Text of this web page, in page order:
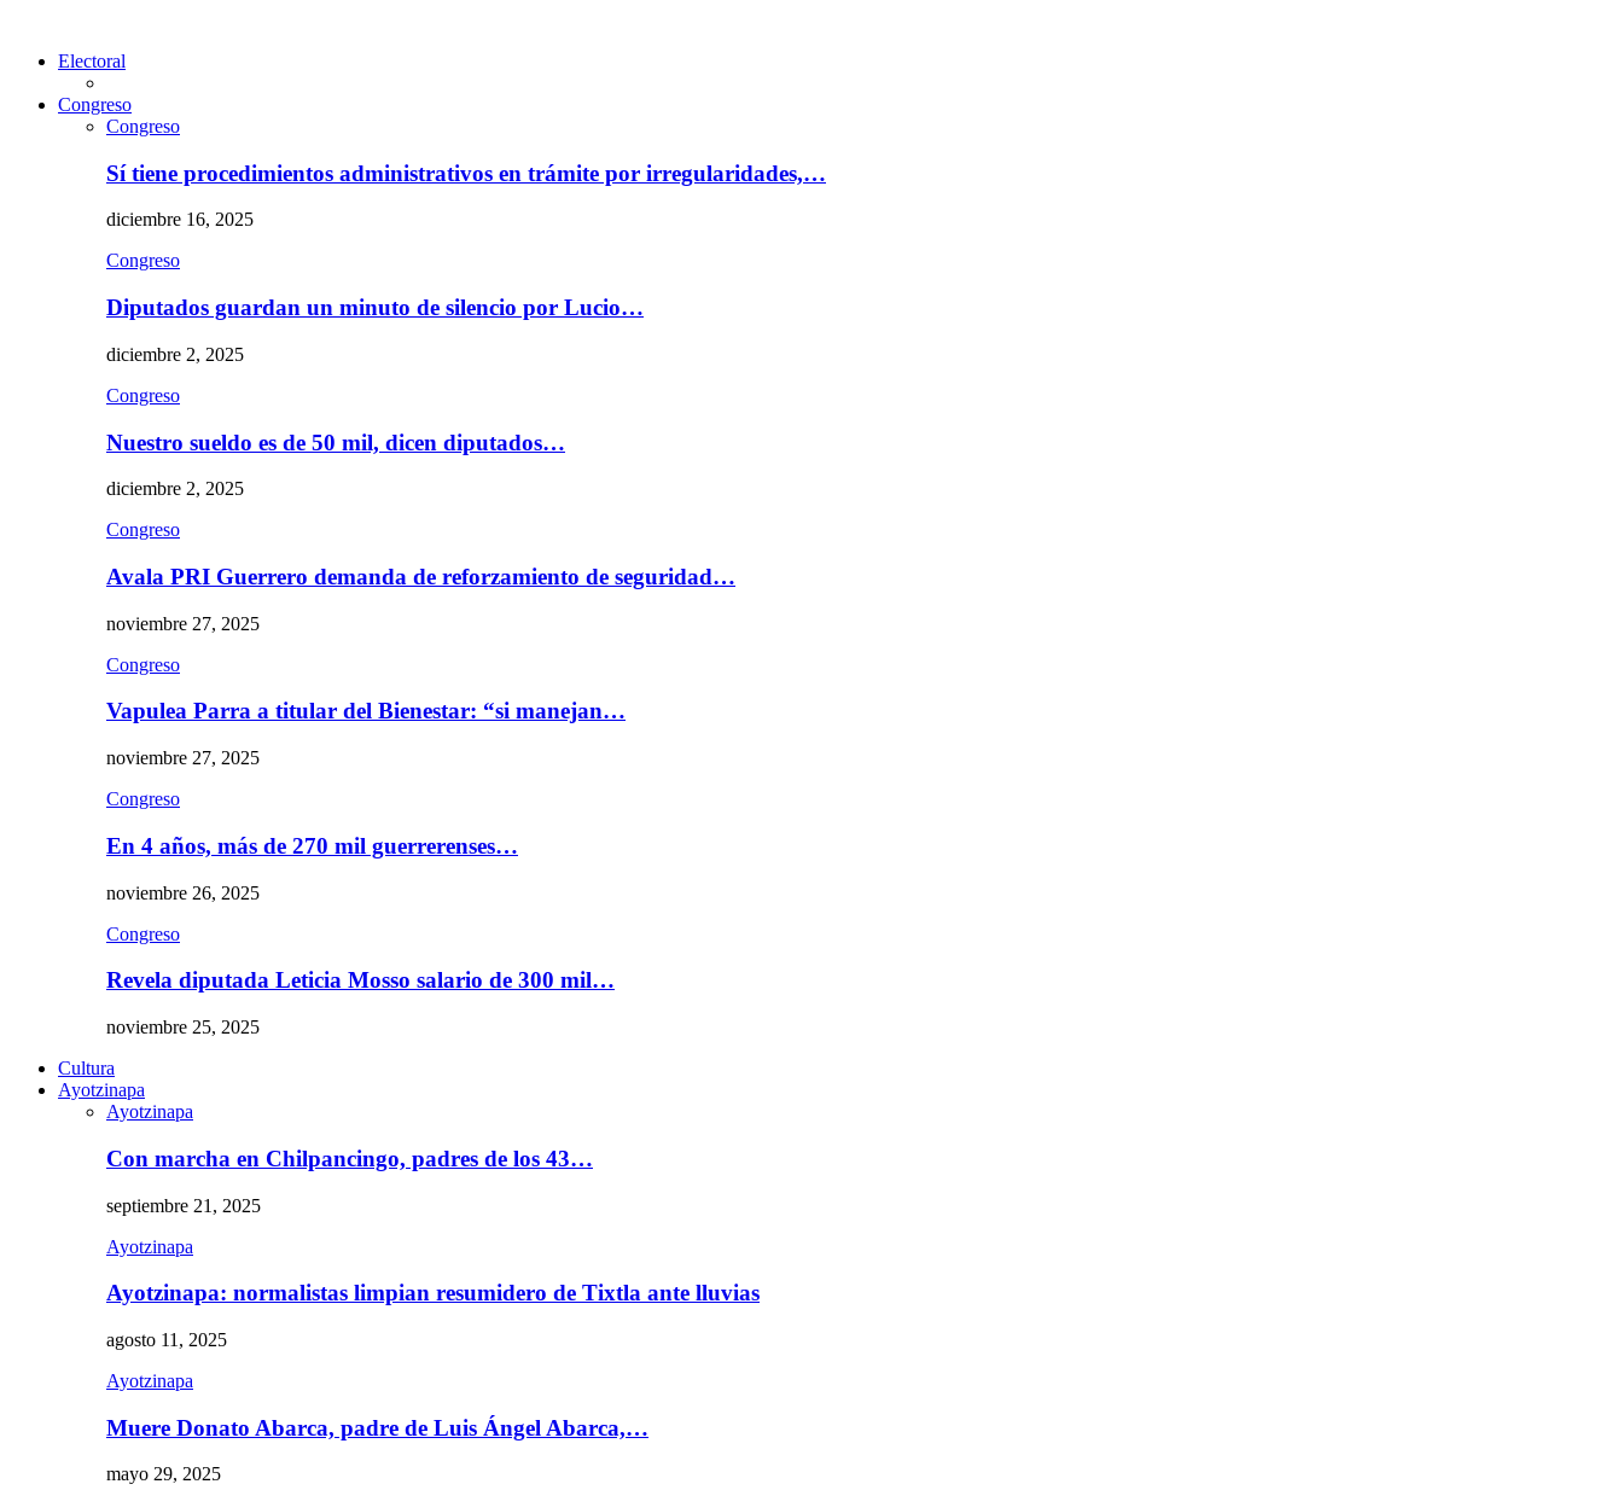
Electoral
Congreso
Congreso
Sí tiene procedimientos administrativos en trámite por irregularidades,…
diciembre 16, 2025
Congreso
Diputados guardan un minuto de silencio por Lucio…
diciembre 2, 2025
Congreso
Nuestro sueldo es de 50 mil, dicen diputados…
diciembre 2, 2025
Congreso
Avala PRI Guerrero demanda de reforzamiento de seguridad…
noviembre 27, 2025
Congreso
Vapulea Parra a titular del Bienestar: “si manejan…
noviembre 27, 2025
Congreso
En 4 años, más de 270 mil guerrerenses…
noviembre 26, 2025
Congreso
Revela diputada Leticia Mosso salario de 300 mil…
noviembre 25, 2025
Cultura
Ayotzinapa
Ayotzinapa
Con marcha en Chilpancingo, padres de los 43…
septiembre 21, 2025
Ayotzinapa
Ayotzinapa: normalistas limpian resumidero de Tixtla ante lluvias
agosto 11, 2025
Ayotzinapa
Muere Donato Abarca, padre de Luis Ángel Abarca,…
mayo 29, 2025